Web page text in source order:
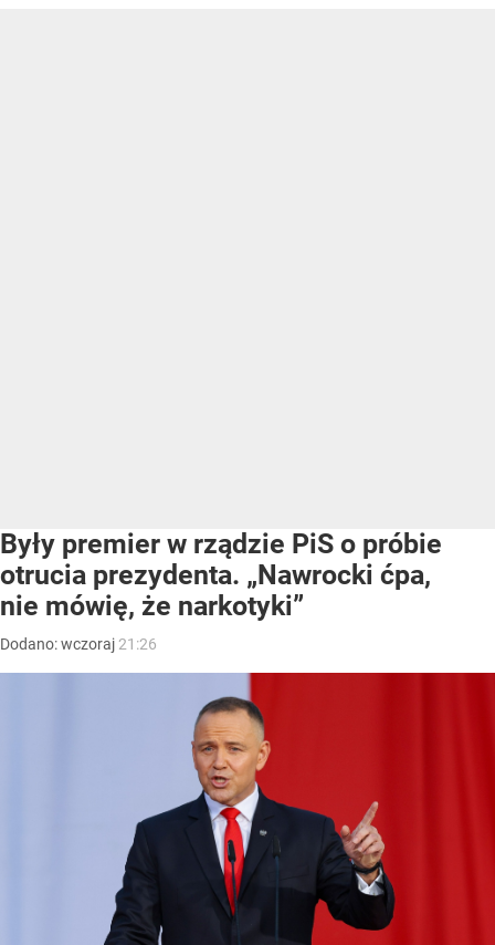
Były premier w rządzie PiS o próbie
otrucia prezydenta. „Nawrocki ćpa,
nie mówię, że narkotyki”
Dodano:wczoraj 21:26